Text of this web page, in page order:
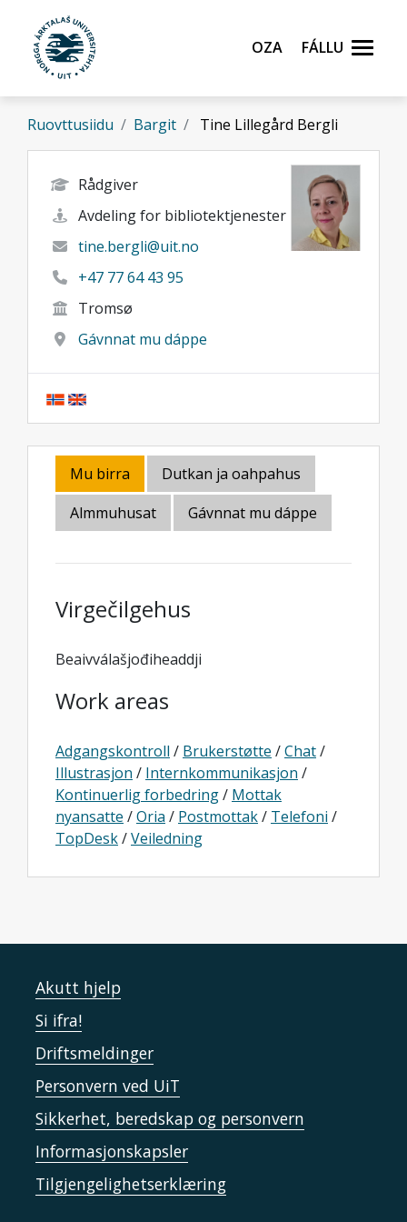
Gå til hovedinnhold
Oza
Fállu
Ruovttusiidu Bargit Tine Lillegård Bergli
Rådgiver
Avdeling for bibliotektjenester
tine.bergli@uit.no
+47 77 64 43 95
Tromsø
Gávnnat mu dáppe
Mu birra
Dutkan ja oahpahus
Almmuhusat
Gávnnat mu dáppe
Virgečilgehus
Beaivválašjođiheaddji
Work areas
Adgangskontroll / Brukerstøtte /Chat/
Illustrasjon / Internkommunikasjon /
Kontinuerlig forbedring/ Mottak
nyansatte /Oria / Postmottak/ Telefoni /
TopDesk/Veiledning
Akutt hjelp
Si ifra!
Driftsmeldinger
Personvern ved UiT
Sikkerhet, beredskap og personvern
Informasjonskapsler
Tilgjengelighetserklæring